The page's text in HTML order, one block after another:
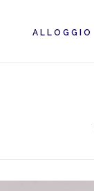
ALLOGGIO